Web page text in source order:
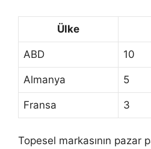
Ülke
ABD 10
Almanya 5
Fransa 3
Topesel markasının pazar